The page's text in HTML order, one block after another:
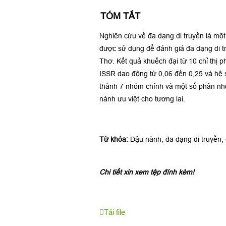
TÓM TẮT
Nghiên cứu về đa dạng di truyền là
được sử dụng để đánh giá đa dạng di
Thơ. Kết quả khuếch đại từ 10 chỉ thị
ISSR dao động từ 0,06 đến 0,25 và
thành 7 nhóm chính và một số phân
nành ưu việt cho tương lai.
Từ khóa: Đậu nành, đa dạng di truyền,
Chi tiết xin xem tệp đính kèm!
Tải file